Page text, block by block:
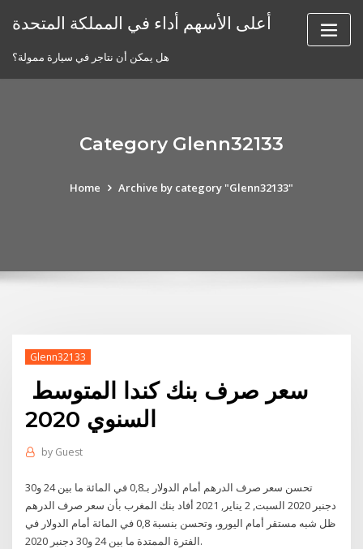
أعلى الأسهم أداء في المملكة المتحدة
هل يمكن أن نتاجر في سيارة ممولة؟
Category Glenn32133
Home Archive by category "Glenn32133"
Glenn32133
سعر صرف بنك كندا المتوسط ​​
السنوي 2020
by Guest
تحسن سعر صرف الدرهم أمام الدولار بـ0,8 في المائة ما بين 24 و30
دجنبر 2020 السبت, 2 يناير, 2021 أفاد بنك المغرب بأن سعر صرف الدرهم
ظل شبه مستقر أمام اليورو، وتحسن بنسبة 0,8 في المائة أمام الدولار في
الفترة الممتدة ما بين 24 و30 دجنبر 2020.